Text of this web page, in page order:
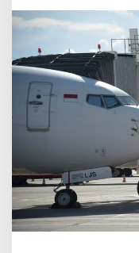
u
i
B
d
a
o
e
k
a
r
n